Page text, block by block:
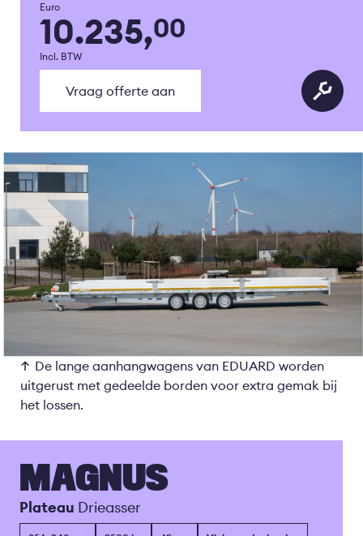
De lange aanhangwagens van EDUARD worden
uitgerust met gedeelde borden voor extra gemak bij
het lossen.
Euro
10.235,00
Incl. BTW
Vraag offerte aan
MAGNUS
Plateau Drieasser